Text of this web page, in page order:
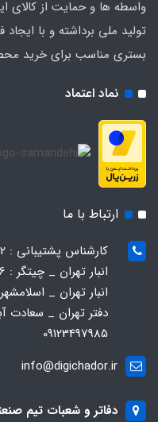
نماد اعتماد
واسطه ها و حمایت از کالای
تولید ملی برداشته و با
بستری مناسب برای خرید
ارتباط با ما
کارشناس پشتیبانی : 02191016572
انبار تهران _ چیتگر : 02144783796 - 09213497985
انبار تهران _ اسلامشهر: 02156698904 -
09123497985
info@digichador.ir
دفاتر و شعبات تیم